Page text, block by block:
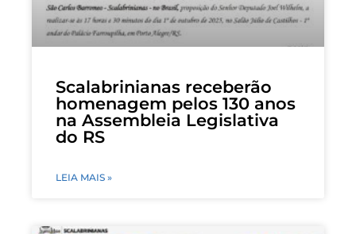
Scalabrinianas receberão
homenagem pelos 130 anos
na Assembleia Legislativa
do RS
LEIA MAIS »